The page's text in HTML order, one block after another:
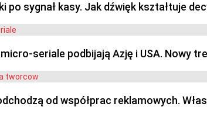
po sygnał kasy. Jak dźwięk kształtuje
seriale podbijają Azję i USA. Nowy
od współprac reklamowych.